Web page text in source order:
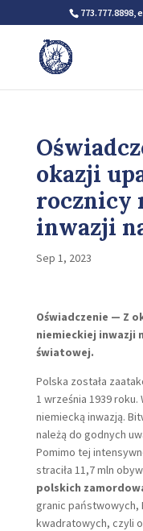
773.777.8898,
okazji
rocznicy
inwazji
Sep 1, 2023
Oświadczenie — Z
niemieckiej inwazji
światowej.
Polska została
1 września 1939
niemiecką inwazją.
należą do godnych
Pomimo tej
straciła 11,7 mln
polskich
granic państwowych,
kwadratowych, czyli